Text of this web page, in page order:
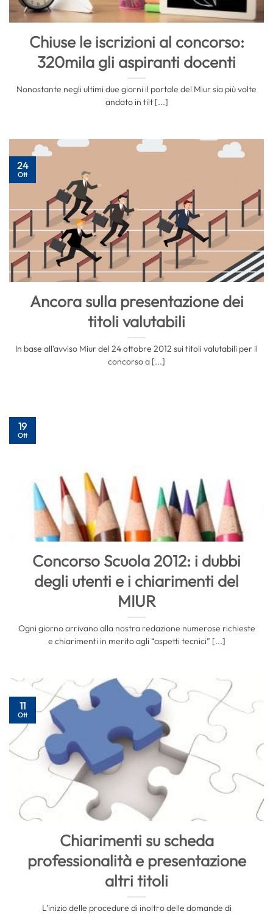
Chiuse le iscrizioni al concorso:
320mila gli aspiranti docenti
Nonostante negli ultimi due giorni il portale del Miur sia più volte
andato in tilt [...]
Ancora sulla presentazione dei
titoli valutabili
In base all’avviso Miur del 24 ottobre 2012 sui titoli valutabili per il
concorso a [...]
24
Ott
Concorso Scuola 2012: i dubbi
degli utenti e i chiarimenti del
MIUR
Ogni giorno arrivano alla nostra redazione numerose richieste
e chiarimenti in merito agli “aspetti tecnici” [...]
19
Ott
Chiarimenti su scheda
professionalità e presentazione
altri titoli
L’inizio delle procedure di inoltro delle domande di
11
Ott